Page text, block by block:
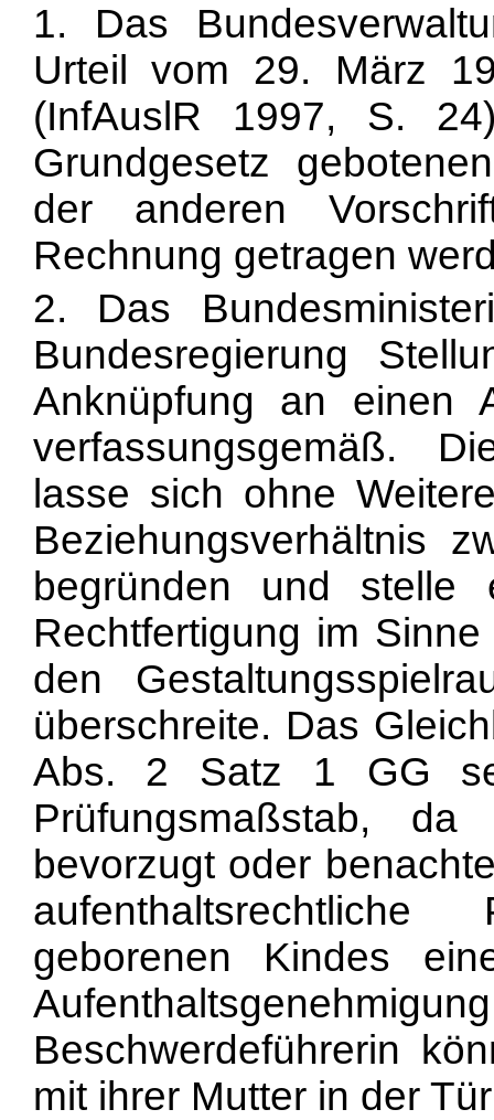
1. Das
Urteil vom 29. März
(InfAuslR 1997, S.
Grundgesetz
der anderen
Rechnung getragen
2. Das
Bundesregierung
Anknüpfung an einen
verfassungsgemäß.
lasse sich ohne
Beziehungsverhältnis
begründen und stelle
Rechtfertigung im
den
überschreite. Das
Abs. 2 Satz 1 GG
Prüfungsmaßstab,
bevorzugt oder
geborenen Kindes
Beschwerdeführerin
mit ihrer Mutter in der